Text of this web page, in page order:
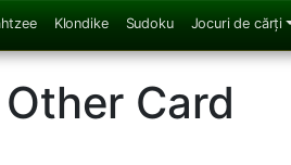
Klondike Sudoku Jocuri de cărți
Card